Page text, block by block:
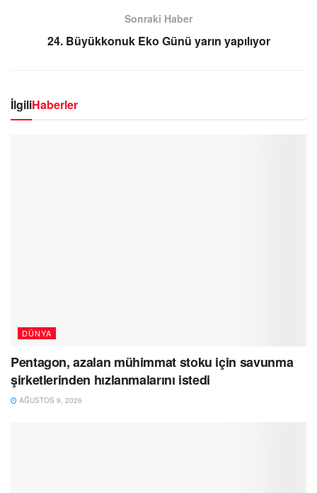
Sonraki Haber
24. Büyükkonuk Eko Günü yarın yapılıyor
İlgiliHaberler
DÜNYA
Pentagon, azalan mühimmat stoku için savunma
şirketlerinden hızlanmalarını istedi
AĞUSTOS 9, 2026